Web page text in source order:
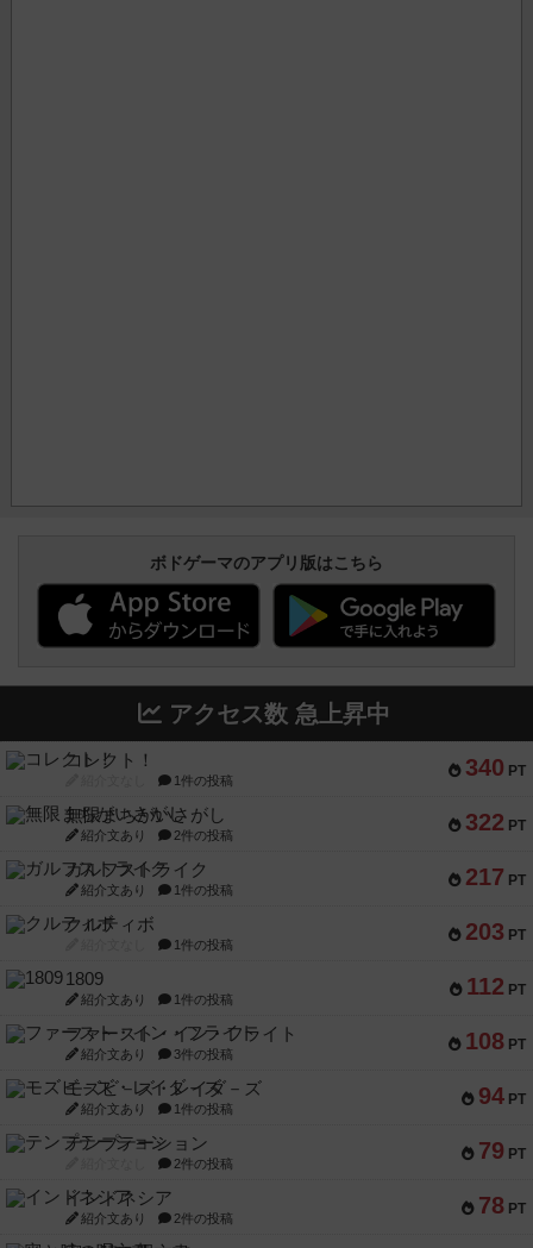
ボドゲーマのアプリ版はこちら
アクセス数 急上昇中
340 PT
コレクト！
1件の投稿
322 PT
無限まちがいさがし
紹介文あり 2件の投稿
217 PT
ガルフストライク
紹介文あり 1件の投稿
203 PT
クルティボ
1件の投稿
112 PT
1809
紹介文あり 1件の投稿
108 PT
ファースト・イン・フライト
紹介文あり 3件の投稿
94 PT
モズビ－ズ・レイダ－ズ
紹介文あり 1件の投稿
79 PT
テンプテーション
2件の投稿
78 PT
インドネシア
紹介文あり 2件の投稿